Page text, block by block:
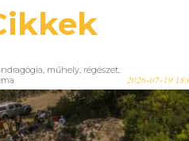
, műhely, régészet,
2026-07-19